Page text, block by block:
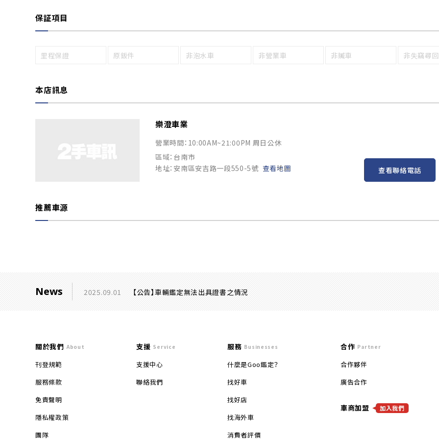
保証項目
里程保證 原鈑件 非泡水車 非營業車 非贓車 非失竊尋
本店訊息
樂澄車業
營業時間：10:00AM~21:00PM 周日公休
區域：台南市
地址：安南區安吉路一段550-5號 查看地圖 查看聯絡電話
推薦車源
News 2025.09.01 【公告】車輛鑑定無法出具證書之情況
關於我們 About
刊登規範
服務條款
免責聲明
隱私權政策
團隊
支援 Service
支援中心
聯絡我們
服務 Businesses
什麼是Goo鑑定？
找好車
找好店
找海外車
消費者評價
合作 Partner
合作夥伴
廣告合作
車商加盟 加入我們